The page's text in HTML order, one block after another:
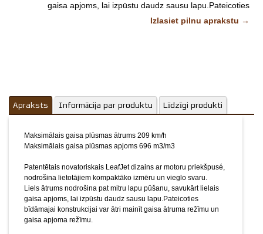
veikalu*
gaisa apjoms, lai izpūstu daudz sausu lapu.Pateicoties
bīdāmajai konstrukcijai var ātri mainīt gaisa ātruma režīmu un
gaisa apjoma režīmu.
Izlasiet pilnu aprakstu →
Apraksts Informācija par produktu Līdzīgi produkti
Maksimālais gaisa plūsmas ātrums 209 km/h
Maksimālais gaisa plūsmas apjoms 696 m3/m3
Patentētais novatoriskais LeafJet dizains ar motoru priekšpusé,
nodrošina lietotājiem kompaktāko izmēru un vieglo svaru.
Liels ātrums nodrošina pat mitru lapu pūšanu, savukārt lielais
gaisa apjoms, lai izpūstu daudz sausu lapu.Pateicoties
bīdāmajai konstrukcijai var ātri mainīt gaisa ātruma režīmu un
gaisa apjoma režīmu.